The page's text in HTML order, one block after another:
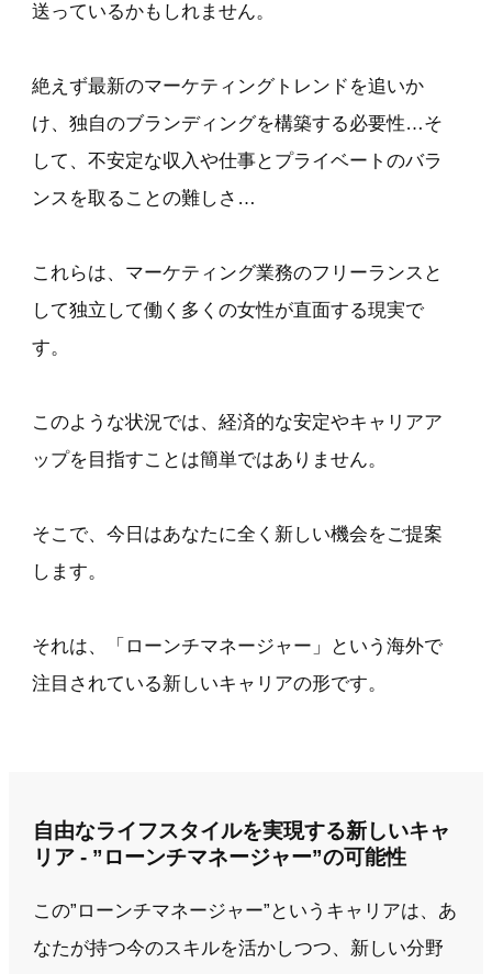
送っているかもしれません。
絶えず最新のマーケティングトレンドを追いか
け、独自のブランディングを構築する必要性…そ
して、不安定な収入や仕事とプライベートのバラ
ンスを取ることの難しさ…
これらは、マーケティング業務のフリーランスと
して独立して働く多くの女性が直面する現実で
す。
このような状況では、経済的な安定やキャリアア
ップを目指すことは簡単ではありません。
そこで、今日はあなたに全く新しい機会をご提案
します。
それは、「ローンチマネージャー」という海外で
注目されている新しいキャリアの形です。
自由なライフスタイルを実現する新しいキャ
リア - ”ローンチマネージャー”の可能性
この”ローンチマネージャー”というキャリアは、あ
なたが持つ今のスキルを活かしつつ、新しい分野